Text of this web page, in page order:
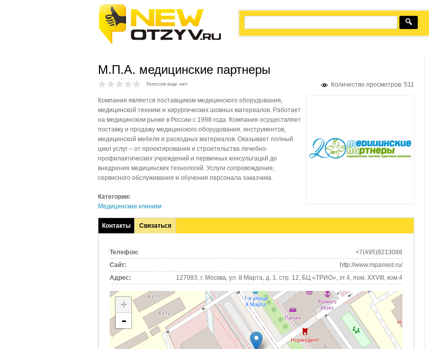
М.П.А. медицинские партнеры
Количество просмотров: 511
Голосов еще нет
Компания является поставщиком медицинского оборудования,
медицинской техники и хирургических шовных материалов. Работает
на медицинском рынке в России с 1998 года. Компания осуществляет
поставку и продажу медицинского оборудования, инструментов,
медицинской мебели и расходных материалов. Оказывает полный
цикл услуг – от проектирования и строительства лечебно-
профилактических учреждений и первичных консультаций до
внедрения медицинских технологий. Услуги сопровождения,
сервисного обслуживания и обучения персонала заказчика.
Категории:
Медицинские клиники
Контакты
(активная
Связаться
Телефон:
+7(495)9213088
Сайт:
http://www.mpamed.ru/
Адрес:
127083, г. Москва, ул. 8 Марта, д. 1, стр. 12, БЦ «ТРИО», эт.4, пом. XXVIII, ком.4
+
-